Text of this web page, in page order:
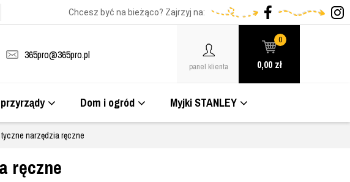
Chcesz być na bieżąco? Zajrzyj na:
365pro@365pro.pl
panel klienta
0
0,00 zł
Dom i ogród Myjki STANLEY
narzędzia ręczne
ręczne